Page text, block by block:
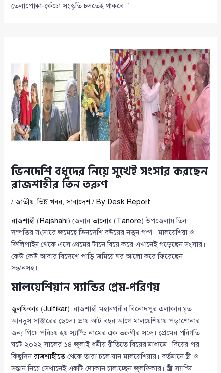
তেলাপোকা-কেঁচো সংস্কৃতি চলতেই থাকবে।’
ভিনদেশি বধূদের নিয়ে সুখেই সংসার করছেন
রাজশাহীর তিন তরুণ
/জাতীয়,ভিন্ন খবর,সারাদেশ/ By Desk Report
রাজশাহী (Rajshahi) জেলারতানোর (Tanore) উপজেলায় তিন
দম্পতির সংসারে জমেছে ভিনদেশি বউয়ের নতুন গল্প। মালয়েশিয়া ও
ফিলিপাইন থেকে এসে প্রেমের টানে বিয়ে করে এখানেই গড়েছেন সংসার।
কেউ কেউ আবার বিদেশে পাড়ি জমিয়ে ঘর আলো করে ফিরেছেন
সন্তানসহ।
মালয়েশিয়ান স্যান্ডির প্রেম-পরিণয়
জুলফিকার (Julfikar), রাজশাহী মহানগরীর বিনোদপুর এলাকার মৃত
আবদুস সাত্তারের ছেলে। প্রায় আট বছর আগে মালয়েশিয়ায় পড়াশোনার
জন্য গিয়ে পরিচয় হয় স্যান্ডি নামের এক তরুণীর সঙ্গে। প্রেমের পরিণতি
ঘটে ২০২২ সালের ১৪ জুলাই ধর্মীয় রীতিতে বিয়ের মাধ্যমে। বিয়ের পর
কিছুদিনরাজশাহীতেথেকে তারা চলে যান মালয়েশিয়ায়। বর্তমানে স্ত্রী ও
সন্তান নিয়ে সেখানেই একটি দোকান চালাচ্ছেন জুলফিকার। স্ত্রী স্যান্ডি